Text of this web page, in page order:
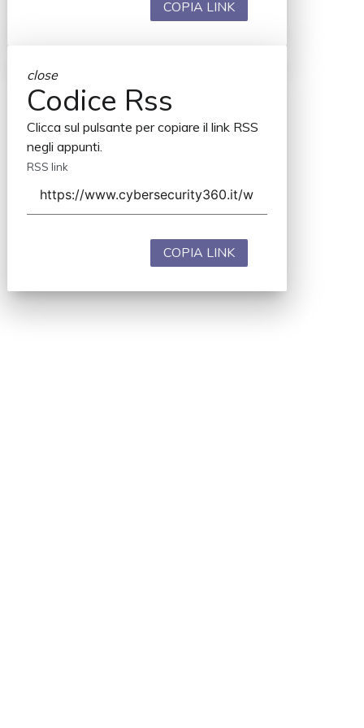
COPIA LINK
close
Codice Rss
Clicca sul pulsante per copiare il link RSS
negli appunti.
RSS link
COPIA LINK